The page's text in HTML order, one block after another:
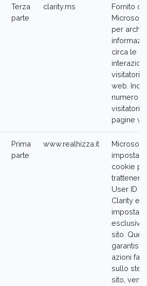
Terza
parte
clarity.ms
Fornito da
Microsoft
per
circa le
visitatori
web.
numero di
visitatori,
pagine
Prima
parte
www.realhizza.it
Microsoft
imposta
cookie
trattenere
User ID di
Clarity e
esclusive
sito.
azioni
sullo
sito,